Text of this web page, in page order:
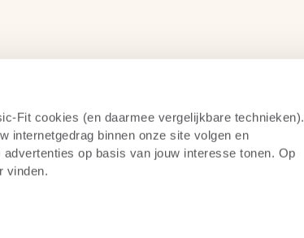
Fit cookies (en daarmee vergelijkbare technieken).
internetgedrag binnen onze site volgen en
op basis van jouw interesse tonen. Op
vinden.